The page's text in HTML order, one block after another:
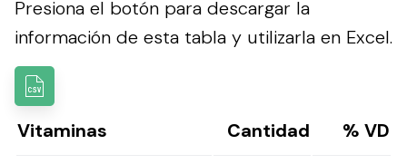
Presiona el botón para descargar la
información de esta tabla y utilizarla en Excel.
Vitaminas Cantidad
% VD